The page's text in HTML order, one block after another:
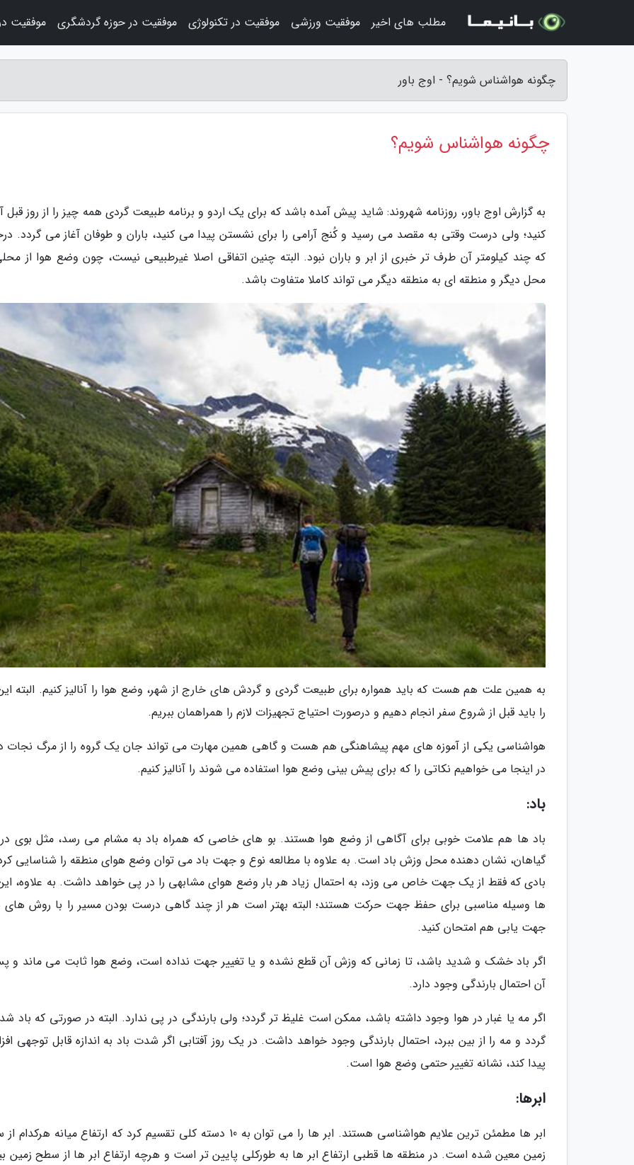
چگونه هواشناس شویم؟ - اوج باور
چگونه هواشناس شویم؟
به گزارش اوج باور، روزنامه شهروند: شاید پیش آمده باشد که برای یک اردو و برنامه طبیعت گردی همه چیز را از روز قبل
کنید؛ ولی درست وقتی به مقصد می رسید و کُنج آرامی را برای نشستن پیدا می کنید، باران و طوفان آغاز می گردد.
که چند کیلومتر آن طرف تر خبری از ابر و باران نبود. البته چنین اتفاقی اصلا غیرطبیعی نیست، چون وضع هوا از
محل دیگر و منطقه ای به منطقه دیگر می تواند کاملا متفاوت باشد.
به همین علت هم هست که باید همواره برای طبیعت گردی و گردش های خارج از شهر، وضع هوا را آنالیز کنیم. البته
را باید قبل از شروع سفر انجام دهیم و درصورت احتیاج تجهیزات لازم را همراهمان ببریم.
هواشناسی یکی از آموزه های مهم پیشاهنگی هم هست و گاهی همین مهارت می تواند جان یک گروه را از مرگ نجات
در اینجا می خواهیم نکاتی را که برای پیش بینی وضع هوا استفاده می شوند را آنالیز کنیم.
باد:
باد ها هم علامت خوبی برای آگاهی از وضع هوا هستند. بو های خاصی که همراه باد به مشام می رسد، مثل بوی
گیاهان، نشان دهنده محل وزش باد است. به علاوه با مطالعه نوع و جهت باد می توان وضع هوای منطقه را شناسایی
بادی که فقط از یک جهت خاص می وزد، به احتمال زیاد هر بار وضع هوای مشابهی را در پی خواهد داشت. به علاوه،
ها وسیله مناسبی برای حفظ جهت حرکت هستند؛ البته بهتر است هر از چند گاهی درست بودن مسیر را با روش های
جهت یابی هم امتحان کنید.
اگر باد خشک و شدید باشد، تا زمانی که وزش آن قطع نشده و یا تغییر جهت نداده است، وضع هوا ثابت می ماند و
آن احتمال بارندگی وجود دارد.
اگر مه یا غبار در هوا وجود داشته باشد، ممکن است غلیظ تر گردد؛ ولی بارندگی در پی ندارد. البته در صورتی که باد
گردد و مه را از بین ببرد، احتمال بارندگی وجود خواهد داشت. در یک روز آفتابی اگر شدت باد به اندازه قابل توجهی
پیدا کند، نشانه تغییر حتمی وضع هوا است.
ابرها:
ابر ها مطمئن ترین علایم هواشناسی هستند. ابر ها را می توان به 10 دسته کلی تقسیم کرد که ارتفاع میانه
زمین معین شده است. در منطقه ها قطبی ارتفاع ابر ها به طورکلی پایین تر است و هرچه ارتفاع ابر ها از سطح زمین
مطلب های اخیر موفقیت ورزشی موفقیت در تکنولوژی موفقیت در حوزه گردشگری موفقیت